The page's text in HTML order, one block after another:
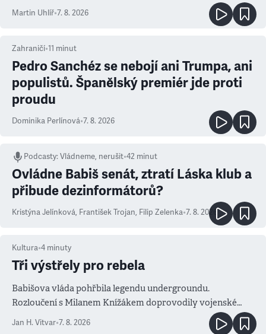
Martin Uhlíř•7. 8. 2026
Zahraničí•11 minut
Pedro Sanchéz se nebojí ani Trumpa, ani
populistů. Španělský premiér jde proti
proudu
Dominika Perlínová•7. 8. 2026
Podcasty:Vládneme, nerušit•42 minut
Ovládne Babiš senát, ztratí Láska klub a
přibude dezinformátorů?
Kristýna Jelínková, František Trojan, Filip Zelenka•7. 8. 2026
Kultura•4 minuty
Tři výstřely pro rebela
Babišova vláda pohřbila legendu undergroundu.
Rozloučení s Milanem Knížákem doprovodily vojenské
Jan H. Vitvar•7. 8. 2026